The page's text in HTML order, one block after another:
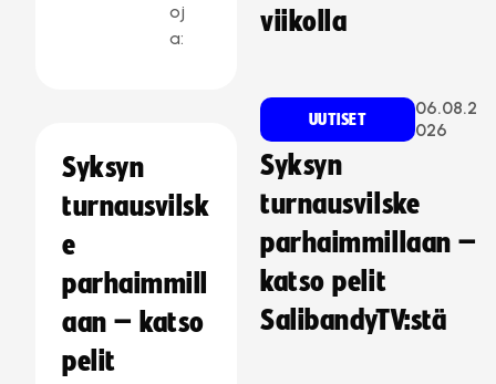
oj
a:
Syksyn
turnausvilsk
e
parhaimmill
aan – katso
pelit
viikolla
UUTISET
06.08.2
026
Syksyn
turnausvilske
parhaimmillaan –
katso pelit
SalibandyTV:stä